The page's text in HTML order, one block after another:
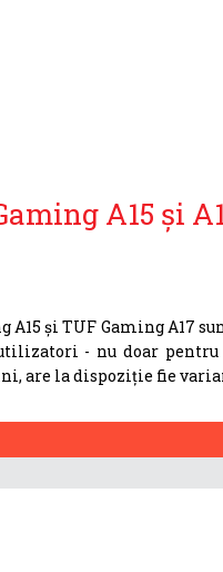
A15 și
A15 și TUF Gaming A17
- nu doar
are la dispoziție fie